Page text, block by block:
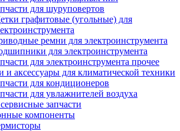
для шуруповертов
графитовые (угольные) для
ремни для электроинструмента
для электроинструмента
для электроинструмента прочее
и аксессуары для климатической техники
для кондиционеров
для увлажнителей воздуха
запчасти
компоненты